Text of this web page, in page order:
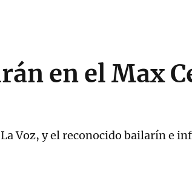
en el Max
Voz, y el reconocido bailarín e